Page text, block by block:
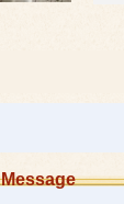
Message